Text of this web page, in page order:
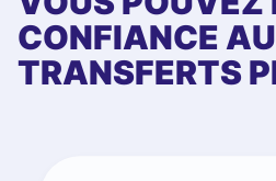
CONFIANCE
TRANSFERTS